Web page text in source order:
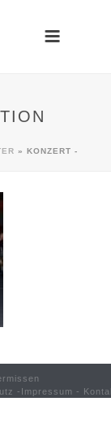
» KONZERT -
- Impressum -